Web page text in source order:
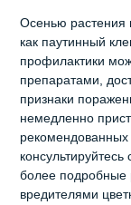
Осенью растения
как паутинный
профилактики
препаратами,
признаки
немедленно
рекомендованных
более подробные
вредителями